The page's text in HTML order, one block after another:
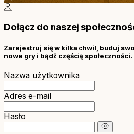
Dołącz do naszej
Zarejestruj się w kilka chwil, buduj
nowe gry i bądź częścią społeczności.
Nazwa użytkownika
Adres e-mail
Hasło